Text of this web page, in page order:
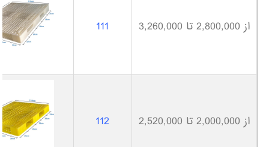
از 2,800,000 تا 3,260,000 111
از 2,000,000 تا 2,520,000 112